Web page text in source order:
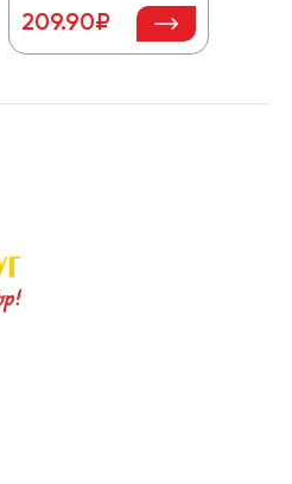
209.90₽